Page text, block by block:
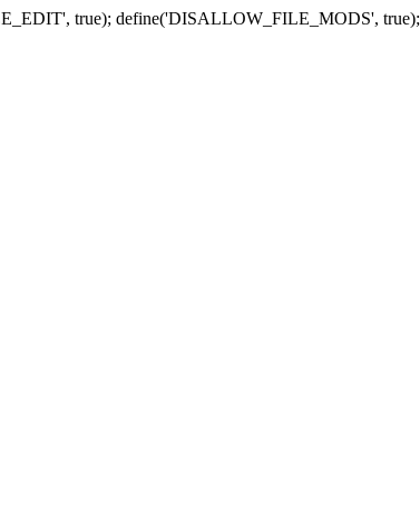
true); define('DISALLOW_FILE_MODS', true);